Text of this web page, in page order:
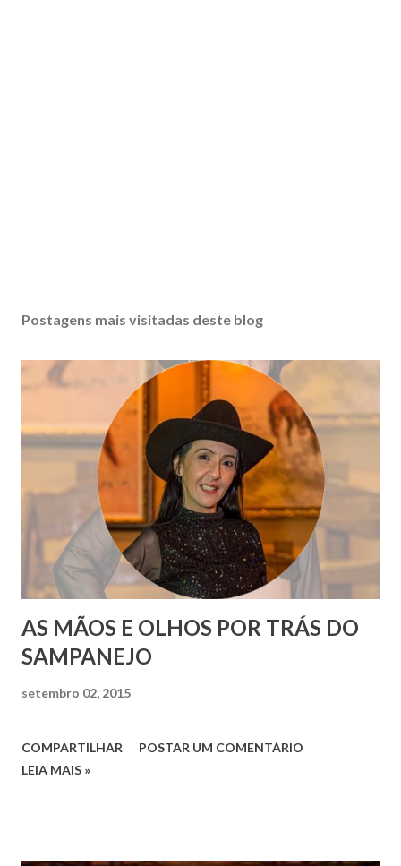
Postagens mais visitadas deste blog
AS MÃOS E OLHOS POR TRÁS DO
SAMPANEJO
setembro 02, 2015
COMPARTILHAR
POSTAR UM COMENTÁRIO
LEIA MAIS »